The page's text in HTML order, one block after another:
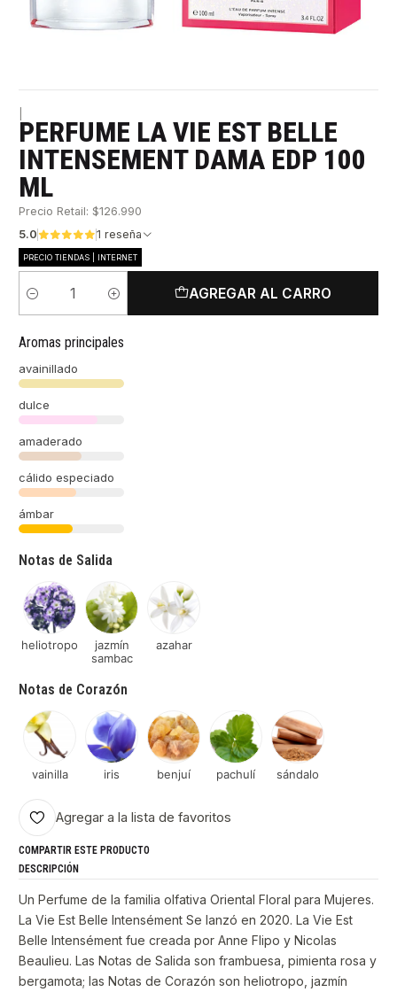
PERFUME LA VIE EST BELLE
INTENSEMENT DAMA EDP 100
ML
Precio Retail: $126.990
5.0
1 reseña
PRECIO TIENDAS | INTERNET
Cantidad
AGREGAR AL CARRO
Aromas principales
avainillado
dulce
amaderado
cálido especiado
ámbar
Notas de Salida
heliotropo
jazmín
sambac
azahar
Notas de Corazón
vainilla iris benjuí pachulí sándalo
Agregar a la lista de favoritos
COMPARTIR ESTE PRODUCTO
DESCRIPCIÓN
Un Perfume de la familia olfativa Oriental Floral para Mujeres.
La Vie Est Belle Intensément Se lanzó en 2020. La Vie Est
Belle Intensément fue creada por Anne Flipo y Nicolas
Beaulieu. Las Notas de Salida son frambuesa, pimienta rosa y
bergamota; las Notas de Corazón son heliotropo, jazmín